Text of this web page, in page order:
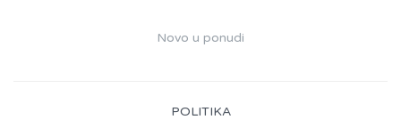
Novo u ponudi
POLITIKA